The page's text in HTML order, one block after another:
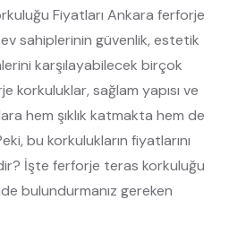
Fiyatları Ankara ferforje
sahiplerinin güvenlik, estetik
karşılayabilecek birçok
korkuluklar, sağlam yapısı ve
hem şıklık katmakta hem de
bu korkulukların fiyatlarını
İşte ferforje teras korkuluğu
bulundurmanız gereken